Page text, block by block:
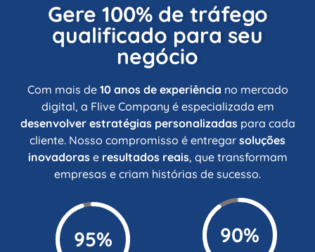
Gere 100% de tráfego
qualificado para seu
negócio
Com mais de 10 anos de experiência no mercado
digital, a Flive Company é especializada em
desenvolver estratégias personalizadaspara cada
cliente. Nosso compromisso é entregar soluções
inovadorase resultados reais, que transformam
empresas e criam histórias de sucesso.
95% 90%